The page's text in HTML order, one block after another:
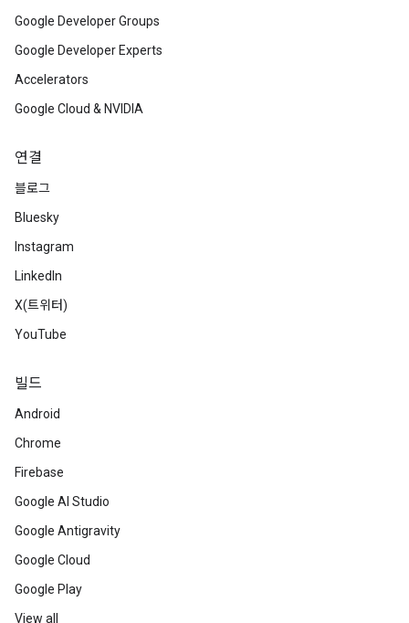
Google Developer Groups
Google Developer Experts
Accelerators
Google Cloud & NVIDIA
연결
블로그
Bluesky
Instagram
LinkedIn
X(트위터)
YouTube
빌드
Android
Chrome
Firebase
Google AI Studio
Google Antigravity
Google Cloud
Google Play
View all